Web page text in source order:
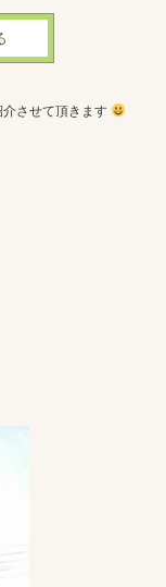
させて頂きます